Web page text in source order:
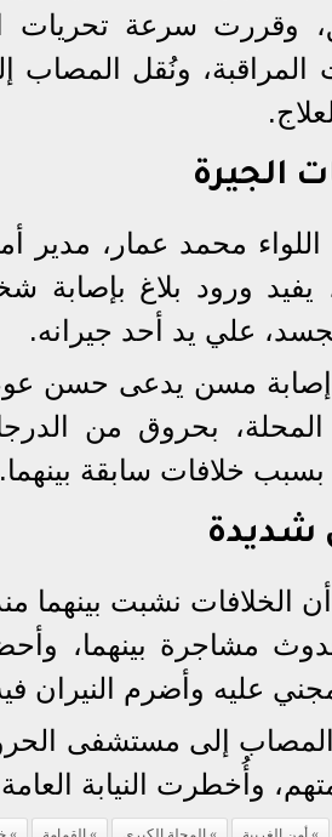
وقررت سرعة تحريات
المراقبة، ونُقل
الجيرة
اللواء محمد عمار، مدير
يفيد ورود بلاغ
علي يد أحد جيرانه.
إصابة مسن يدعى حسن
المحلة، بحروق من
بسبب خلافات سابقة
شديدة
الخلافات نشبت بينهما
مشاجرة بينهما،
عليه وأضرم النيران
إلى مستشفى
وأُخطرت النيابة